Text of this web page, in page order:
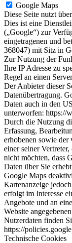
Google Maps
Diese Seite nutzt
Dies ist eine
(„Google“) zur
eingetragenen und
368047) mit Sitz in
Zur Nutzung der
Ihre IP Adresse zu
Regel an einen
Der Anbieter dieser
Datenübertragung.
Daten auch in den
unterworfen: https://
Durch die Nutzung
Erfassung,
erhobenen sowie der
einer seiner
nicht möchten, dass
Daten über Sie
Google Maps
Kartenanzeige
erfolgt im Interesse
Angebote und an
Website
Nutzerdaten finden
https://
Technische Cookies